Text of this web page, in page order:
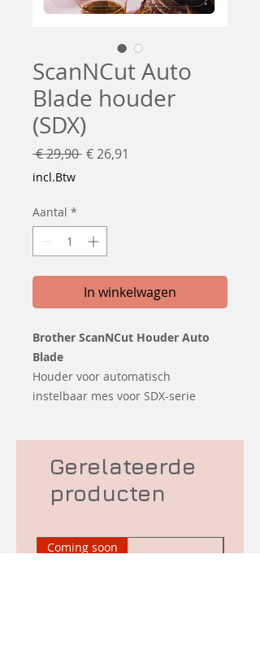
ScanNCut Auto
Blade houder
(SDX)
€ 29,90 Normale
€ 26,91
incl.Btw
Aantal *
In winkelwagen
Brother ScanNCut Houder Auto
Blade
Houder voor automatisch
instelbaar mes voor SDX-serie
Gerelateerde
producten
Coming soon